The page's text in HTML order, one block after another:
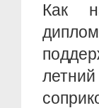
Как